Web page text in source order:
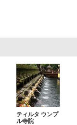
ティルタ ウンプ
ル寺院